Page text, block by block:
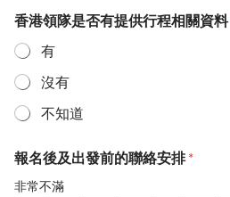
香港領隊是否有提供行程相關資料
有
沒有
不知道
報名後及出發前的聯絡安排*
非常不滿